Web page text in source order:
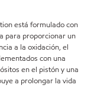
está formulado con
para proporcionar un
a la oxidación, el
con una
en el pistón y una
a prolongar la vida